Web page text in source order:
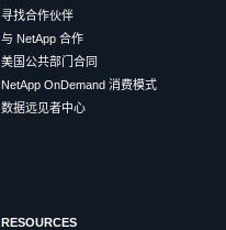
寻找合作伙伴
与 NetApp 合作
美国公共部门合同
NetApp OnDemand 消费模式
数据远见者中心
RESOURCES